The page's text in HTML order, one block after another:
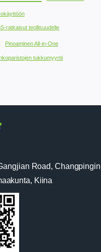
ratkaisut teollisuudelle
Pinoaminen All-in-One
tukkumyynti
Road,
Kiina